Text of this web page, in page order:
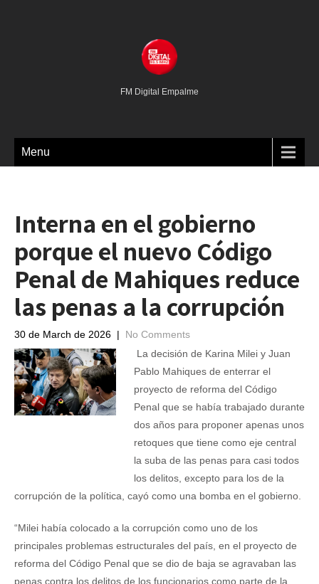
FM Digital Empalme
Menu
Interna en el gobierno
porque el nuevo Código
Penal de Mahiques reduce
las penas a la corrupción
30 de March de 2026 | No Comments
La decisión de Karina Milei y Juan
Pablo Mahiques de enterrar el
proyecto de reforma del Código
Penal que se había trabajado durante
dos años para proponer apenas unos
retoques que tiene como eje central
la suba de las penas para casi todos
los delitos, excepto para los de la
corrupción de la política, cayó como una bomba en el gobierno.
“Milei había colocado a la corrupción como uno de los
principales problemas estructurales del país, en el proyecto de
reforma del Código Penal que se dio de baja se agravaban las
penas contra los delitos de los funcionarios como parte de la